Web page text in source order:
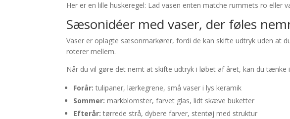
Her er en lille huskeregel: Lad vasen enten matche rummets ro
Sæsonidéer med vaser, der føles
Vaser er oplagte sæsonmarkører, fordi de kan skifte udtryk uden at
roterer mellem.
Når du vil gøre det nemt at skifte udtryk i løbet af året, kan du tænke
Forår: tulipaner, lærkegrene, små vaser i lys keramik
Sommer: markblomster, farvet glas, lidt skæve buketter
Efterår: tørrede strå, dybere farver, stentøj med struktur